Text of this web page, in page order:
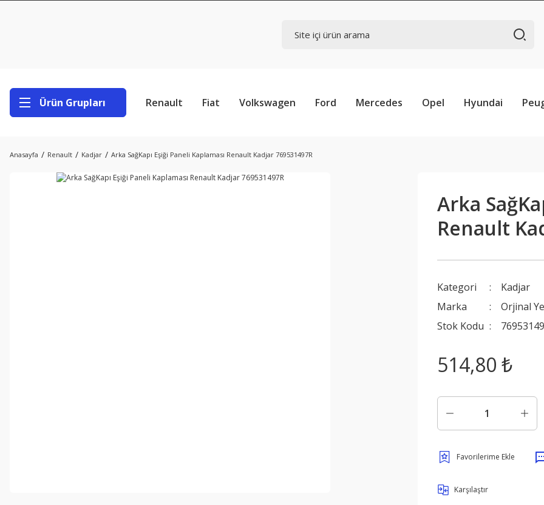
Ürün Grupları Renault Fiat Volkswagen Ford Mercedes Opel Hyundai
Anasayfa Renault Kadjar Arka SağKapı Eşiği Paneli Kaplaması Renault Kadjar 769531497R
Arka
Renault
Kategori
Kadjar
Marka
Orjinal
Stok Kodu
514,80 ₺
Karşılaştır